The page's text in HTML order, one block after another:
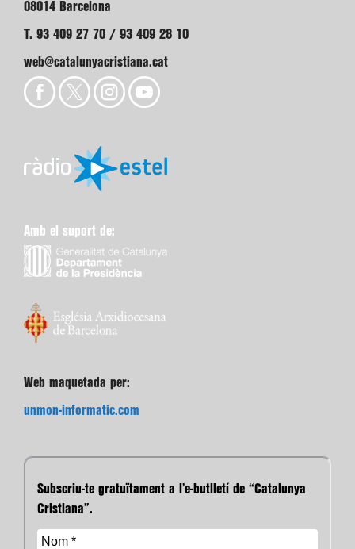
08014 Barcelona
T. 93 409 27 70 / 93 409 28 10
web@catalunyacristiana.cat
Amb el suport de:
Web maquetada per:
unmon-informatic.com
Subscriu-te gratuïtament a l’e-butlletí de “Catalunya
Cristiana”.